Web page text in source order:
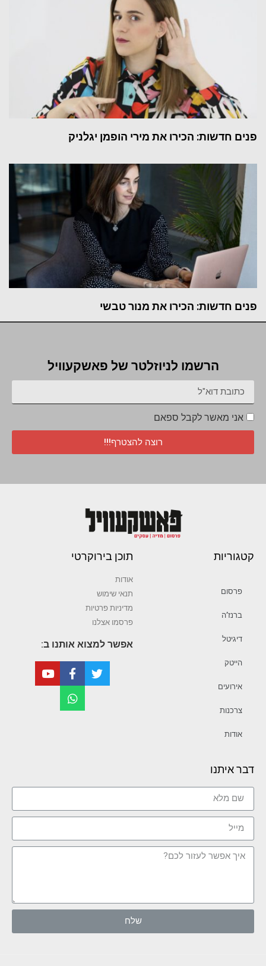
פנים חדשות: הכירו את מירי הופמן יגלניק
פנים חדשות: הכירו את מנור טבשי
הרשמו לניוזלטר של פאשקעוויל
אני מאשר לקבל ספאם
רוצה להצטרף!!!
קטגוריות
פרסום
ברנז’ה
דיגיטל
הייטק
אירועים
צרכנות
אודות
תוכן בירוקרטי
אודות
תנאי שימוש
מדיניות פרטיות
פרסמו אצלנו
אפשר למצוא אותנו ב:
דבר איתנו
שלח